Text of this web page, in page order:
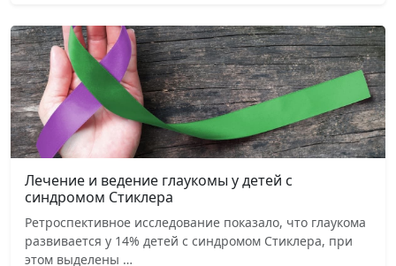
Лечение и ведение глаукомы у детей с
синдромом Стиклера
Ретроспективное исследование показало, что глаукома
развивается у 14% детей с синдромом Стиклера, при
этом выделены …